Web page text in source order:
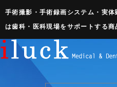
手術撮影・手術録画システム・実
は歯科・医科現場をサポートする商